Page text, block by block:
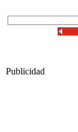
Publicidad